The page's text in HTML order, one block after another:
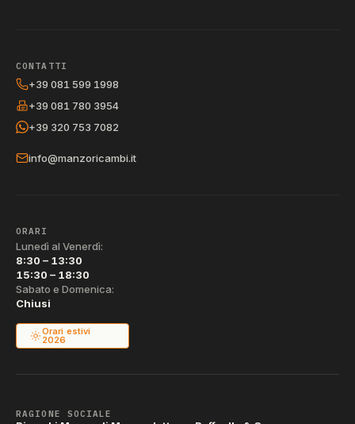
CONTATTI
+39 081 599 1998
+39 081 780 3954
+39 320 753 7082
info@manzoricambi.it
ORARI
Lunedì al Venerdì:
8:30 – 13:30
15:30 – 18:30
Sabato e Domenica:
Chiusi
Orari estivi
2026
RAGIONE SOCIALE